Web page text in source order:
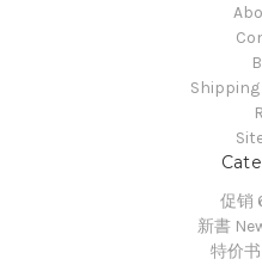
促销
新書
特价